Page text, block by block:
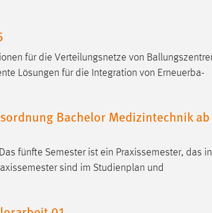
für die Verteilungsnetze von
Lösungen für die Integration von Erneuerba-
Bachelor Medizintechnik
fünfte Semester ist ein Praxissemester, das
sind im Studienplan und
Social Media
von diesen